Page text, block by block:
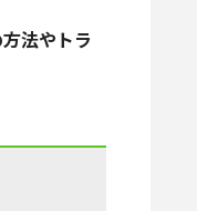
法やトラ